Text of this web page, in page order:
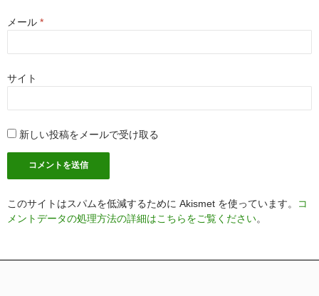
メール *
サイト
新しい投稿をメールで受け取る
このサイトはスパムを低減するために Akismet を使っています。
コ
メントデータの処理方法の詳細はこちらをご覧ください。